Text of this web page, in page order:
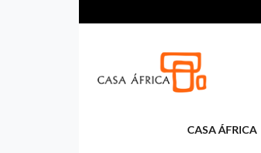
CASA ÁFRICA